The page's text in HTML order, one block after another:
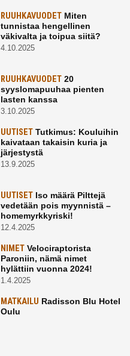
RUUHKAVUODETMiten
tunnistaa hengellinen
väkivalta ja toipua siitä?
4.10.2025
RUUHKAVUODET20
syyslomapuuhaa pienten
lasten kanssa
3.10.2025
UUTISETTutkimus: Kouluihin
kaivataan takaisin kuria ja
järjestystä
13.9.2025
UUTISETIso määrä Pilttejä
vedetään pois myynnistä –
homemyrkkyriski!
12.4.2025
NIMETVelociraptorista
Paroniin, nämä nimet
hylättiin vuonna 2024!
1.4.2025
MATKAILU Radisson Blu Hotel
Oulu